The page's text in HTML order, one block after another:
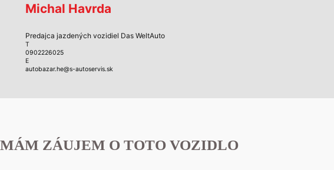
Michal Havrda
Predajca jazdených vozidiel Das WeltAuto
T
0902226025
E
autobazar.he@s-autoservis.sk
MÁM ZÁUJEM O TOTO VOZIDLO